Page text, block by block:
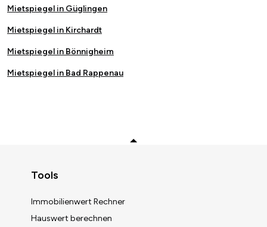
Mietspiegel in Güglingen
Mietspiegel in Kirchardt
Mietspiegel in Bönnigheim
Mietspiegel in Bad Rappenau
Tools
Immobilienwert Rechner
Hauswert berechnen